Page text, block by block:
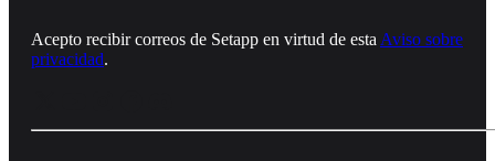
Acepto recibir correos de Setapp en virtud de esta Aviso sobre
privacidad.